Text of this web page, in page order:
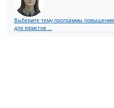
Выберите тему программы
для юристов ...